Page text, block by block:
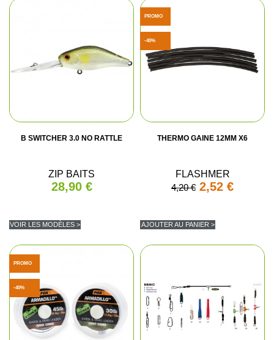
(1 avis)
B SWITCHER 3.0 NO RATTLE
ZIP BAITS
28,90 €
VOIR LES MODÈLES >
THERMO GAINE 12MM X6
FLASHMER
4,20 € 2,52 €
AJOUTER AU PANIER >
PROMO
-40%
PROMO
-40%